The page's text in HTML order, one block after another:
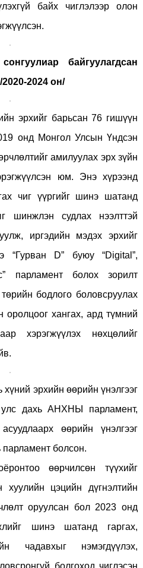
байх чиглэлээр олон
байгуулагдсан
2024 он/
эрхийг барьсан 76 гишүүн
онд Монгол Улсын Үндсэн
амилуулах эрх зүйн
юм. Энэ хүрээнд
чиг үүргийг шинэ шатанд
шинжлэн судлах нээлттэй
иргэдийн мэдэх эрхийг
“Гурван D” буюу “Digital”,
парламент болох зорилт
бодлого боловсруулах
оролцоог хангах, ард түмний
хэрэгжүүлэх нөхцөлийг
эрхийн өөрийн үнэлгээг
улс дахь АНХНЫ парламент,
өөрийн үнэлгээг
парламент болсон.
өөрчилсөн түүхийг
цэцийн дүгнэлтийн
оруулсан бол 2023 онд
шинэ шатанд гаргах,
чадавхыг нэмэгдүүлэх,
болгоход чиглэсэн